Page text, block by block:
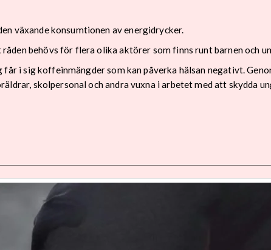
växande konsumtionen av energidrycker.
behövs för flera olika aktörer som finns runt barnen och
får i sig koffeinmängder som kan påverka hälsan negativt.
skolpersonal och andra vuxna i arbetet med att skydda